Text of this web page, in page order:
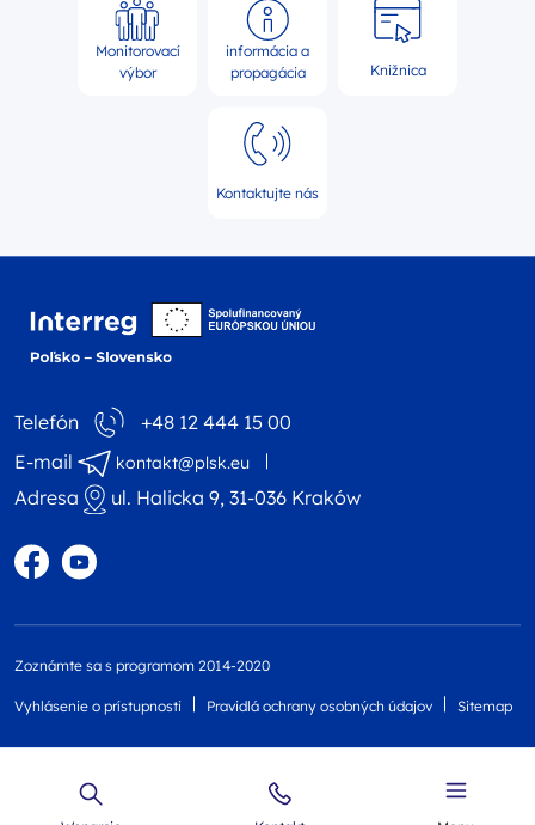
Monitorovací
výbor
informácia a
propagácia
Knižnica
Kontaktujte nás
Telefón
+48 12 444 15 00
E-mail
kontakt@plsk.eu
Adresa ul. Halicka 9, 31-036 Kraków
Profil na Facebooku
Profil na YouTube
Zoznámte sa s programom 2014-2020
Vyhlásenie o prístupnosti Pravidlá ochrany osobných údajov Sitemap